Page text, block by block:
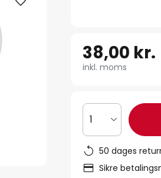
38,00 kr.
inkl. moms
1
50 dages
Sikre